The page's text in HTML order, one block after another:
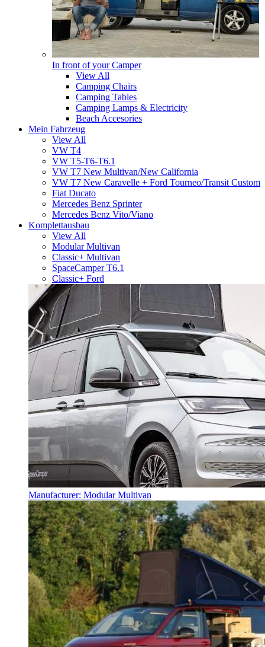
In front of your Camper
View All
Camping Chairs
Camping Tables
Camping Lamps & Electricity
Beach Accesories
Mein Fahrzeug
View All
VW T4
VW T5-T6-T6.1
VW T7 New Multivan/New California
VW T7 New Caravelle + Ford Tourneo/Transit Custom
Fiat Ducato
Mercedes Benz Sprinter
Mercedes Benz Vito/Viano
Komplettausbau
View All
Modular Multivan
Classic+ Multivan
SpaceCamper T6.1
Classic+ Ford
Manufacturer: Modular Multivan